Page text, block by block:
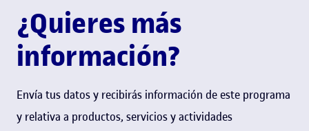
¿Quieres más
información?
Envía tus datos y recibirás información de este programa
y relativa a productos, servicios y actividades